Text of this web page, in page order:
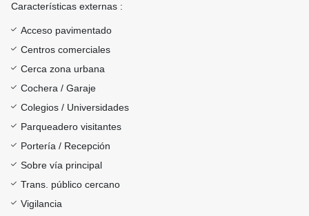
Características externas :
Acceso pavimentado
Centros comerciales
Cerca zona urbana
Cochera / Garaje
Colegios / Universidades
Parqueadero visitantes
Portería / Recepción
Sobre vía principal
Trans. público cercano
Vigilancia